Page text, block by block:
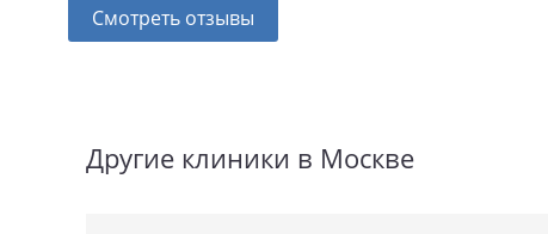
Смотреть отзывы
Другие клиники в Москве